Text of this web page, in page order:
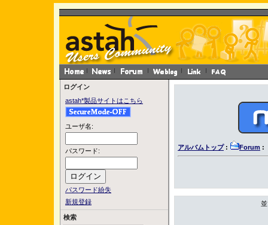
ログイン
astah*製品サイトはこちら
ユーザ名:
パスワード:
パスワード紛失
新規登録
検索
アルバムトップ: Forum :